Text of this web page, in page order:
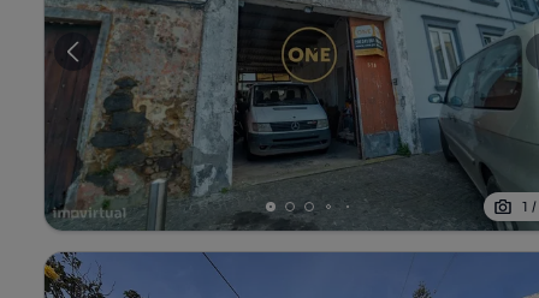
1